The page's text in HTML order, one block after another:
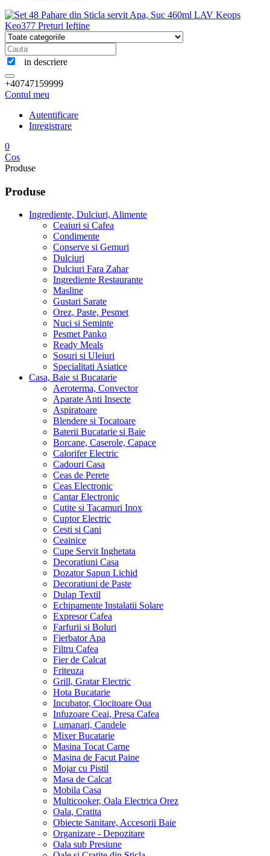
in descriere
+40747159999
Contul meu
Autentificare
Inregistrare
0
Cos
Produse
Produse
Ingrediente, Dulciuri, Alimente
Ceaiuri si Cafea
Condimente
Conserve si Gemuri
Dulciuri
Dulciuri Fara Zahar
Ingrediente Restaurante
Masline
Gustari Sarate
Orez, Paste, Pesmet
Nuci si Seminte
Pesmet Panko
Ready Meals
Sosuri si Uleiuri
Specialitati Asiatice
Casa, Baie si Bucatarie
Aeroterma, Convector
Aparate Anti Insecte
Aspiratoare
Blendere si Tocatoare
Baterii Bucatarie si Baie
Borcane, Caserole, Capace
Calorifer Electric
Cadouri Casa
Ceas de Perete
Ceas Electronic
Cantar Electronic
Cutite si Tacamuri Inox
Cuptor Electric
Cesti si Cani
Ceainice
Cupe Servit Inghetata
Decoratiuni Casa
Dozator Sapun Lichid
Decoratiuni de Paste
Dulap Textil
Echipamente Instalatii Solare
Expresor Cafea
Farfurii si Boluri
Fierbator Apa
Filtru Cafea
Fier de Calcat
Friteuza
Grill, Gratar Electric
Hota Bucatarie
Incubator, Clocitoare Oua
Infuzoare Ceai, Presa Cafea
Lumanari, Candele
Mixer Bucatarie
Masina Tocat Carne
Masina de Facut Paine
Mojar cu Pistil
Masa de Calcat
Mobila Casa
Multicooker, Oala Electrica Orez
Oala, Cratita
Obiecte Sanitare, Accesorii Baie
Organizare - Depozitare
Oala sub Presiune